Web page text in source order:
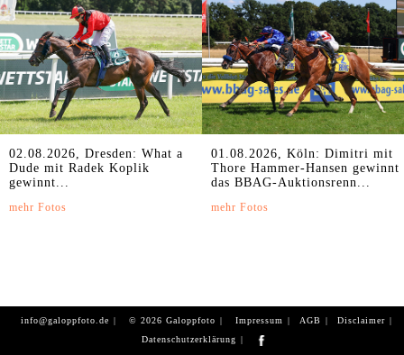
02.08.2026, Dresden: What a
Dude mit Radek Koplik
gewinnt...
mehr Fotos
01.08.2026, Köln: Dimitri mit
Thore Hammer-Hansen gewinnt
das BBAG-Auktionsrenn...
mehr Fotos
info@galoppfoto.de © 2026 Galoppfoto Impressum AGB
Disclaimer
Datenschutzerklärung